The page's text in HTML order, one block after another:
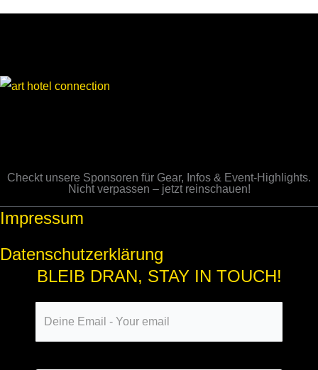
Checkt unsere Sponsoren für Gear, Infos & Event-Highlights.
Nicht verpassen – jetzt reinschauen!
Impressum
Datenschutzerklärung
BLEIB DRAN, STAY IN TOUCH!